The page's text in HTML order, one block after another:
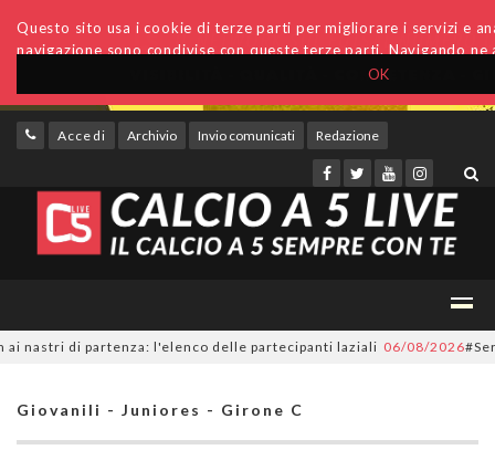
OK
Questo sito usa i cookie di terze parti per migliorare i servizi e
navigazione sono condivise con queste terze parti. Navigando
Accedi Archivio Invio comunicati Redazione
di partenza: l'elenco delle partecipanti laziali 06/08/2026
Giovanili - Juniores - Girone C